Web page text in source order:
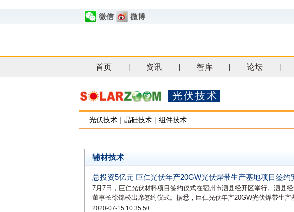
微信 微博
首页 资讯 智库 论坛
光伏技术
光伏技术 | 晶硅技术 | 组件技术
辅材技术
总投资5亿元 巨仁光伏年产20GW光伏焊带生产基地项目签约
7月7日，巨仁光伏材料项目签约仪式在宿州市泗县经开区举行。泗县
董事长徐锦松出席签约仪式。据悉，巨仁光伏年产20GW光伏焊带生产
2020-07-15 10:35:50